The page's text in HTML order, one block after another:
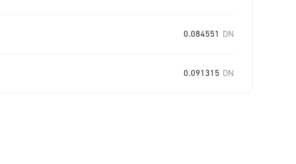
0.084551 DN
0.091315 DN